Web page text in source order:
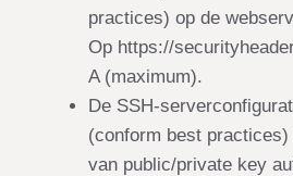
practices) op de
Op https://
A (maximum).
De SSH-
(conform best
van public/private key